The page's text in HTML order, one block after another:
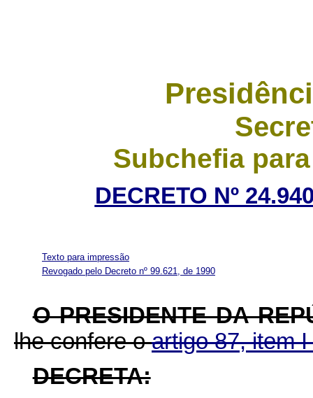
Subchefia
DECRETO Nº
Texto para impressão
Revogado pelo Decreto nº 99.621, de 1990
O PRESIDENTE DA
lhe confere oartigo 87, item
DECRETA: